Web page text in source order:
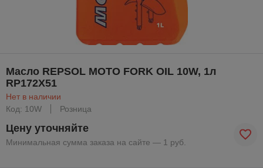
Масло REPSOL MOTO FORK OIL 10W, 1л
RP172X51
Нет в наличии
Код: 10W
Розница
Цену уточняйте
Минимальная сумма заказа на сайте — 1 руб.